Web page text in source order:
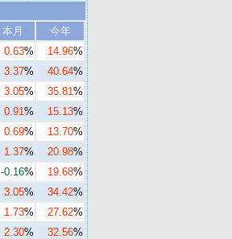
本月
今年
0.63% 14.96%
3.37% 40.64%
3.05% 35.81%
0.91% 15.13%
0.69% 13.70%
1.37% 20.98%
-0.16% 19.68%
3.05% 34.42%
1.73% 27.62%
2.30% 32.56%